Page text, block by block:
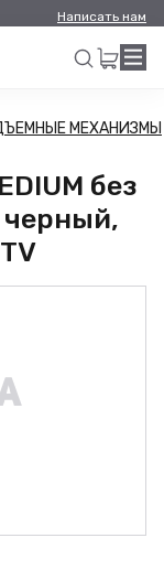
Написать нам
Искать
МЕХАНИЗМЫ
без
черный,